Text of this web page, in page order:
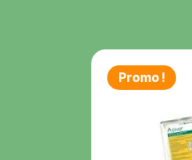
Promo !